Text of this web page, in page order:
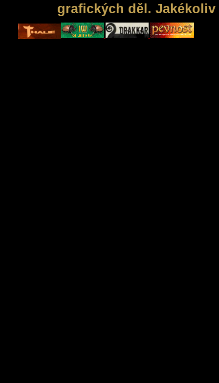
grafických děl.